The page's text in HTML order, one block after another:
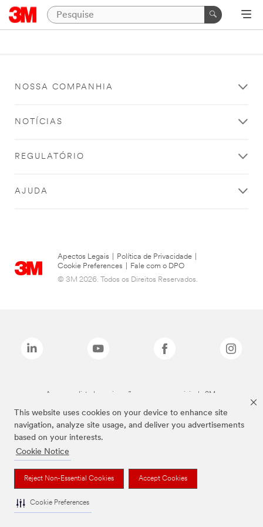
This website uses cookies on your device to enhance site
navigation, analyze site usage, and deliver you advertisements
based on your interests.
Cookie Notice
Reject Non-Essential Cookies Accept Cookies
Cookie Preferences
NOSSA COMPANHIA
NOTÍCIAS
REGULATÓRIO
AJUDA
Apectos Legais Política de Privacidade
Cookie Preferences
Fale com o DPO
© 3M 2026. Todos os Direitos Reservados.
As marcas listadas a cima são marcas comerciais da 3M.